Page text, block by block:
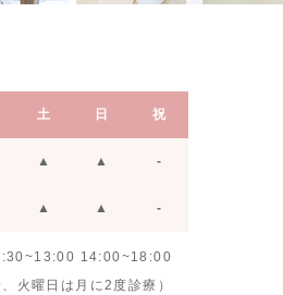
土 日 祝
▲ ▲ -
▲ ▲ -
14:00~18:00
火曜日は月に2度診療）